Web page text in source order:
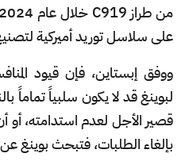
على سلاسل توريد أميركية
ووفق إبستاين، فإن قيود
لبوينغ قد لا يكون سلبياً تماماً
قصير الأجل لعدم استدامته، أو
بإلغاء الطلبات، فتبحث بوينغ